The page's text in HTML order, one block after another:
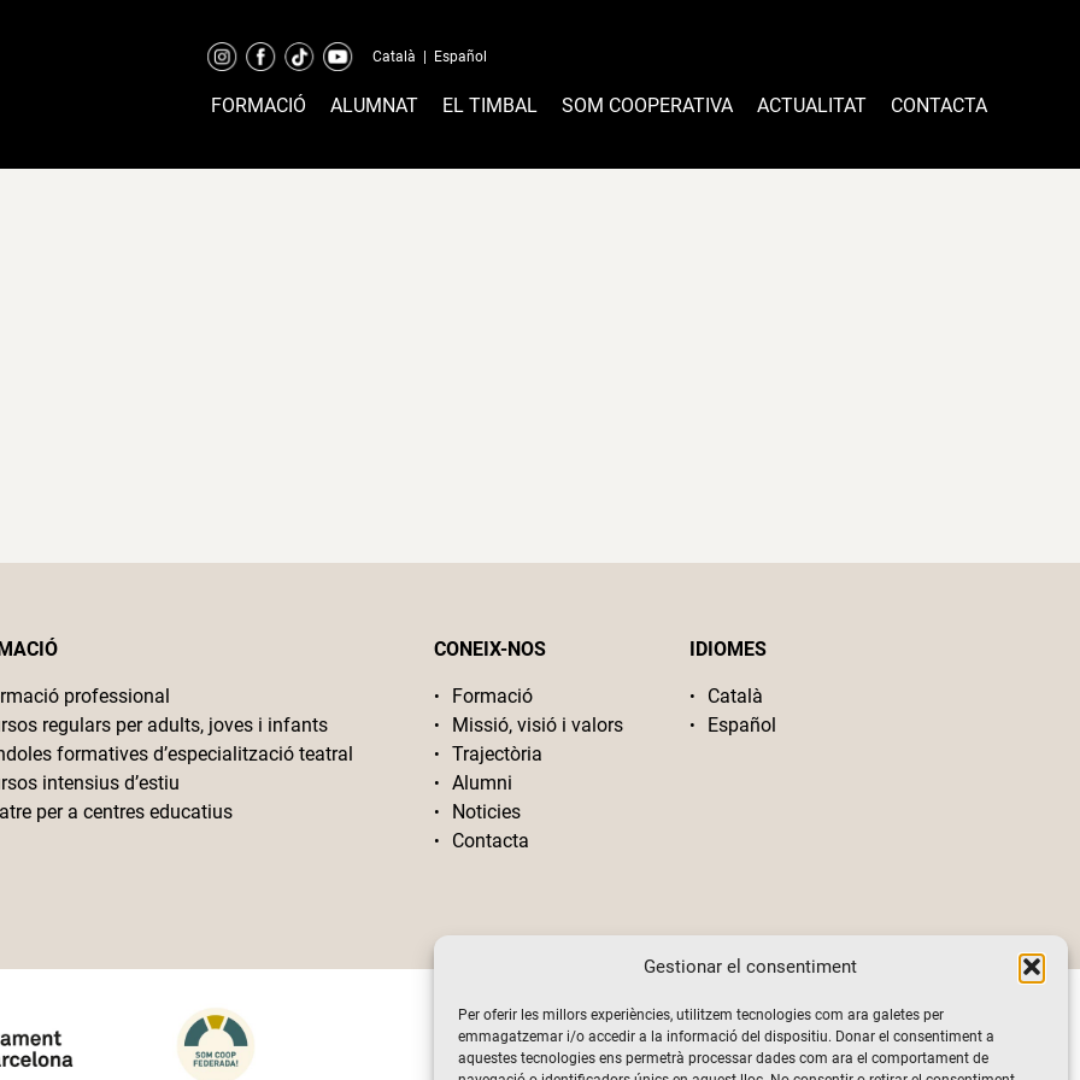
Gestionar el consentiment
Per oferir les millors experiències, utilitzem tecnologies com ara galetes per
emmagatzemar i/o accedir a la informació del dispositiu. Donar el consentiment a
aquestes tecnologies ens permetrà processar dades com ara el comportament de
Català Español
FORMACIÓ ALUMNAT EL TIMBAL SOM COOPERATIVA ACTUALITAT CONTACTA
professional
regulars per adults, joves i infants
formatives d’especialització teatral
intensius d’estiu
per a centres educatius
CONEIX-NOS
Formació
Missió, visió i valors
Trajectòria
Alumni
Noticies
Contacta
IDIOMES
Català
Español